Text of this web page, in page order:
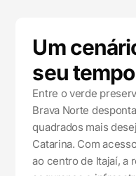
Um
seu tempo
Entre o verde
Brava Norte
quadrados mais
Catarina. Com
ao centro de Itajaí, a